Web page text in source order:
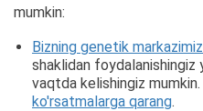
mumkin:
Bizning genetik
shaklidan foydalanishingiz
vaqtda kelishingiz
ko'rsatmalarga qarang.